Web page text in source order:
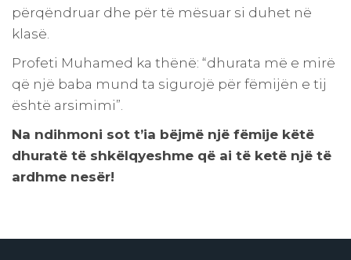
përqëndruar dhe për të mësuar si duhet në
klasë.
Profeti Muhamed ka thënë: “dhurata më e mirë
që një baba mund ta sigurojë për fëmijën e tij
është arsimimi”.
Na ndihmoni sot t’ia bëjmë një fëmije këtë
dhuratë të shkëlqyeshme që ai të ketë një të
ardhme nesër!